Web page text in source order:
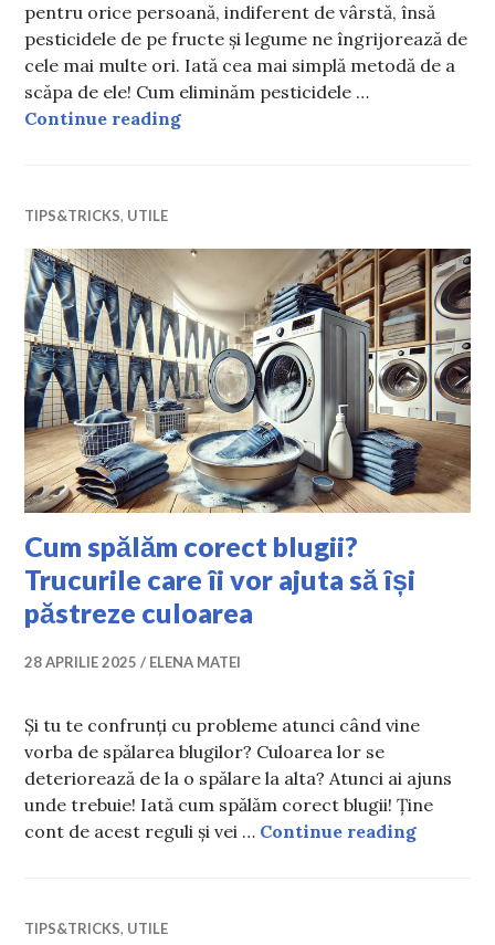
pentru orice persoană, indiferent de vârstă, însă
pesticidele de pe fructe și legume ne îngrijorează de
cele mai multe ori. Iată cea mai simplă metodă de a
scăpa de ele! Cum eliminăm pesticidele …
Continue readingCum scăpăm rapid de pesticidele
TIPS&TRICKS, UTILE
Cum spălăm corect blugii?
Trucurile care îi vor ajuta să își
păstreze culoarea
28 APRILIE 2025 ELENA MATEI
Și tu te confrunți cu probleme atunci când vine
vorba de spălarea blugilor? Culoarea lor se
deteriorează de la o spălare la alta? Atunci ai ajuns
unde trebuie! Iată cum spălăm corect blugii! Ține
cont de acest reguli și vei … Continue readingCum
TIPS&TRICKS, UTILE